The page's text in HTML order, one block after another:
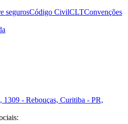
segurosCódigo CivilCLTConvenções
- Rebouças, Curitiba - PR,